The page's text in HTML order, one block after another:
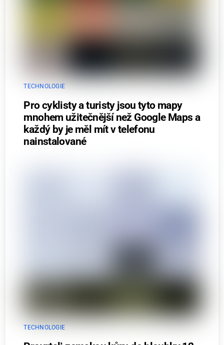
TECHNOLOGIE
Pro cyklisty a turisty jsou tyto mapy
mnohem užitečnější než Google Maps a
každý by je měl mít v telefonu
nainstalované
TECHNOLOGIE